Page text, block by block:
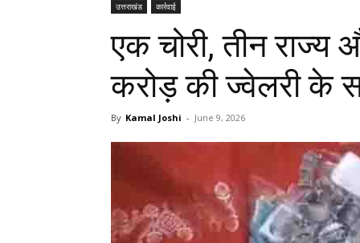
उत्तराखंड कार्रवाई
एक चोरी, तीन
करोड़ की ज्वेलरी के
By Kamal Joshi - June 9, 2026